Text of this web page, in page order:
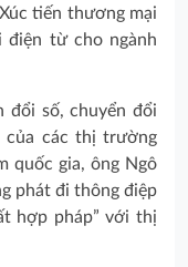
tiến thương mại
điện từ cho ngành
đổi số, chuyển đổi
của các thị trường
quốc gia, ông Ngô
phát đi thông điệp
hợp pháp” với thị